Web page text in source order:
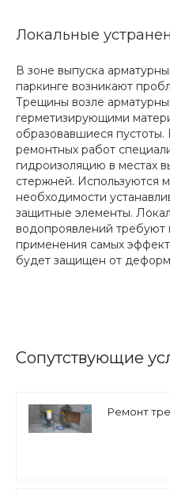
Локальные
В зоне выпуска
паркинге возникают
Трещины возле
герметизирующими
образовавшиеся
ремонтных работ
гидроизоляцию в местах
стержней. Используются
необходимости
защитные элементы.
водопроявлений требуют
применения самых
будет защищен от
Сопутствующие
Ремонт